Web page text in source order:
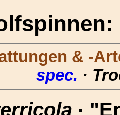
& -
spec. ·
·